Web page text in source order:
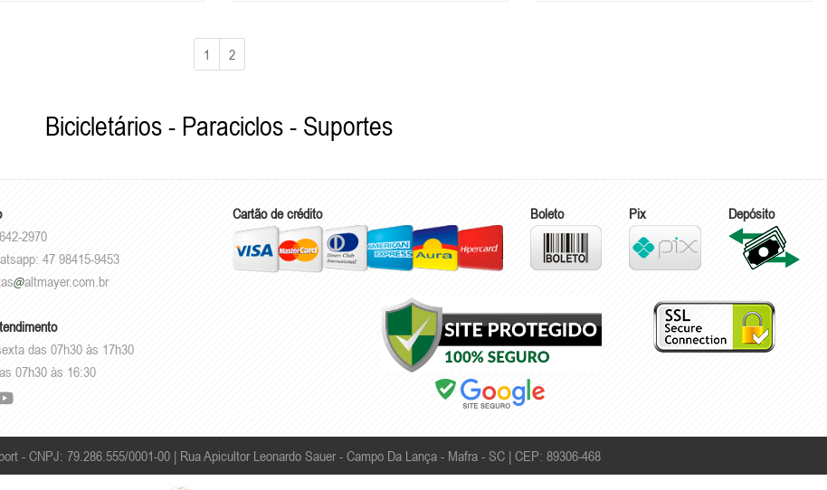
1 2
Bicicletários - Paraciclos - Suportes
2970
47 98415-9453
altmayer.com.br
das 07h30 às 17h30
07h30 às 16:30
Cartão de crédito Boleto Pix Depósito
- CNPJ: 79.286.555/0001-00 | Rua Apicultor Leonardo Sauer - Campo Da Lança - Mafra - SC | CEP: 89306-468